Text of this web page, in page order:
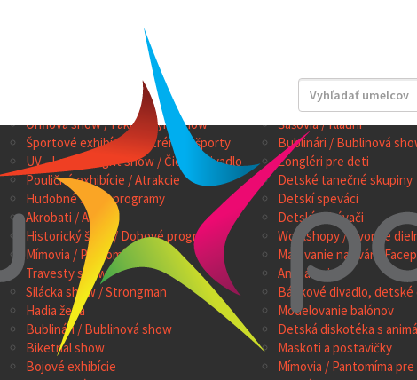
Ohňová show / Fakíri / Pyro show
Športové exhibície / Extrémne športy
UV - Laser - Light show / Čierne divadlo
Pouličné exhibície / Atrakcie
Hudobné show programy
Akrobati / Artisti
Historický šerm / Dobové programy
Mímovia / Pantomíma
Travesty show
Silácka show / Strongman
Hadia žena
Bublinári / Bublinová show
Biketrial show
Bojové exhibície
Kúzelníci pre deti
Šašovia / Klauni
Bublinári / Bublinová
Žongléri pre deti
Detské tanečné skupiny
Detskí speváci
Detskí zabávači
Workshopy / Tvorivé
Maľovanie na tvár /
Animátori
Bábkové divadlo, detské
Modelovanie balónov
Detská diskotéka s
Maskoti a postavičky
Mímovia / Pantomíma